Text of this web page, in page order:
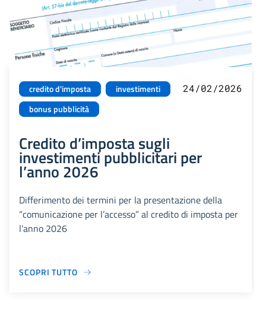
credito d'imposta
investimenti
bonus pubblicità
24/02/2026
Credito d’imposta sugli
investimenti pubblicitari per
l’anno 2026
Differimento dei termini per la presentazione della
“comunicazione per l’accesso” al credito di imposta per
l’anno 2026
SCOPRI TUTTO